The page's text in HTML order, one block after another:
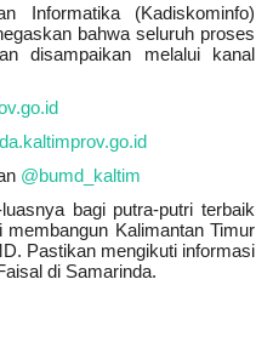
Informatika (Kadiskominfo)
bahwa seluruh proses
disampaikan melalui kanal
@bumd_kaltim
bagi putra-putri terbaik
Kalimantan Timur
Pastikan mengikuti informasi
di Samarinda.